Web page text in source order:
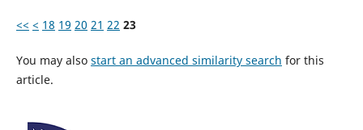
<< < 18 19 20 21 22 23
You may also start an advanced similarity search for this
article.